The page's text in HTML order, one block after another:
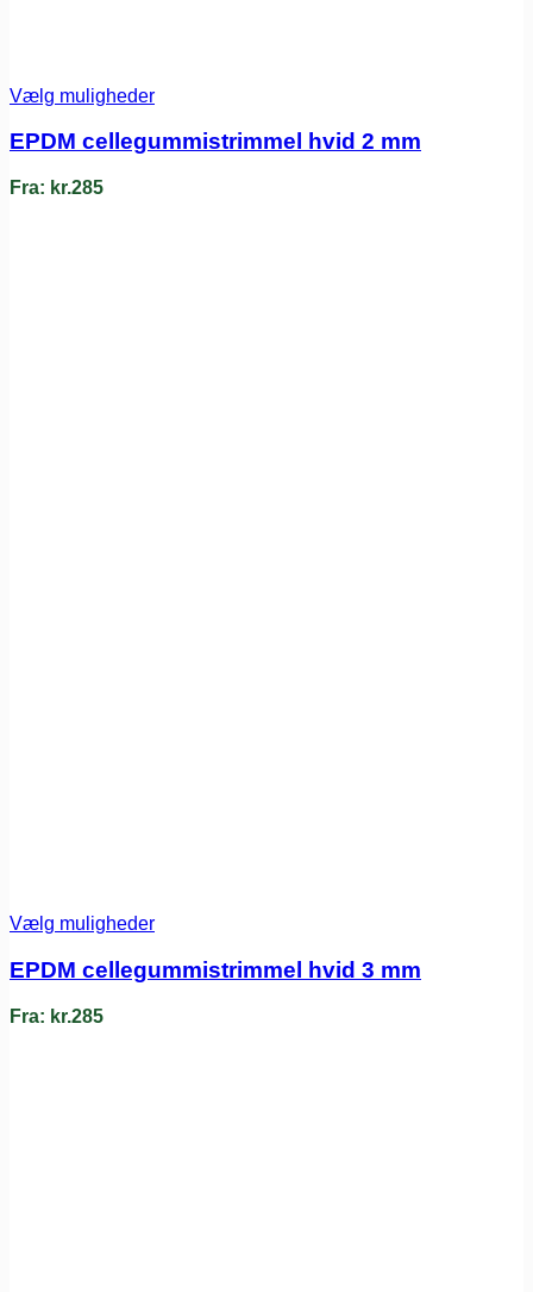
Vælg muligheder
EPDM cellegummistrimmel hvid 2 mm
Fra: kr.285
Vælg muligheder
EPDM cellegummistrimmel hvid 3 mm
Fra: kr.285